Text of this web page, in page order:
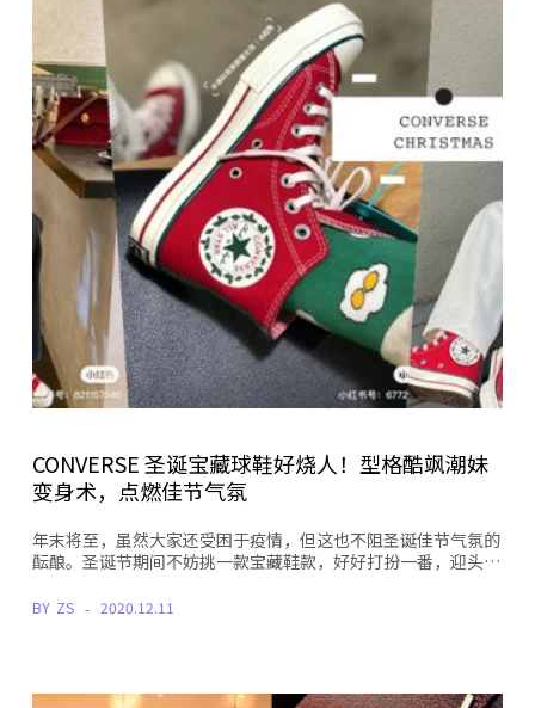
CONVERSE 圣诞宝藏球鞋好烧人！型格酷飒潮妹
变身术，点燃佳节气氛
年末将至，虽然大家还受困于疫情，但这也不阻圣诞佳节气氛的
酝酿。圣诞节期间不妨挑一款宝藏鞋款，好好打扮一番，迎头…
BY ZS 2020.12.11